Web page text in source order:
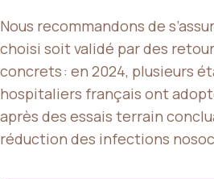
Nous recommandons de
choisi soit validé par des
concrets : en 2024, plusieurs
hospitaliers français ont
après des essais terrain
réduction des infections